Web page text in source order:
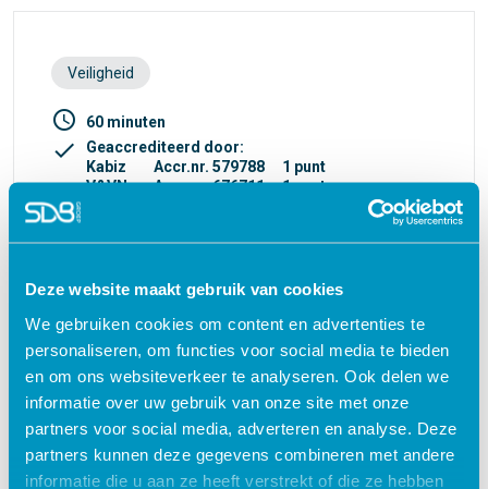
Deze website maakt gebruik van cookies
We gebruiken cookies om content en advertenties te
personaliseren, om functies voor social media te bieden
en om ons websiteverkeer te analyseren. Ook delen we
informatie over uw gebruik van onze site met onze
partners voor social media, adverteren en analyse. Deze
partners kunnen deze gegevens combineren met andere
informatie die u aan ze heeft verstrekt of die ze hebben
Veiligheid
access_time 60 minuten
check
Geaccrediteerd door:
Kabiz
Accr.nr. 579788
1 punt
V&VN
Accr.nr. 676711
1 punt
turned_in_not
€ 27,50 shopping_cart
Waarom kiezen voor deze
e-learning?